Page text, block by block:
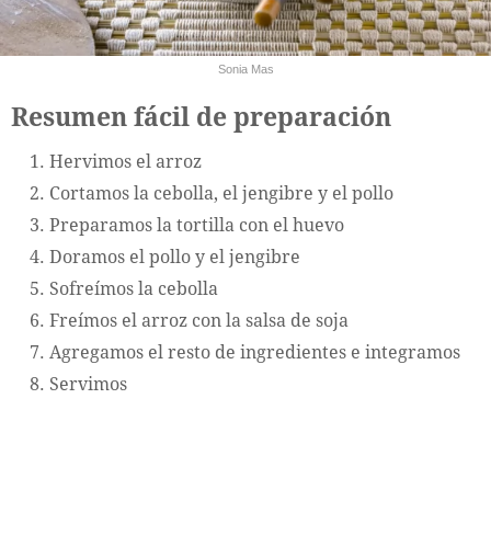
Sonia Mas
Resumen fácil de preparación
Hervimos el arroz
Cortamos la cebolla, el jengibre y el pollo
Preparamos la tortilla con el huevo
Doramos el pollo y el jengibre
Sofreímos la cebolla
Freímos el arroz con la salsa de soja
Agregamos el resto de ingredientes e integramos
Servimos